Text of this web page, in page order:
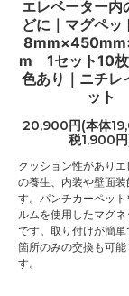
エレベーター内
どに｜マグペッ
m 1セット10
色あり｜ニチレ
ット
20,900円(本体
税1,900
クッション性があり
の養生、内装や壁面
す。パンチカーペット
ルムを使用したマグネ
です。取り付けが簡単
箇所のみの交換も可
す。